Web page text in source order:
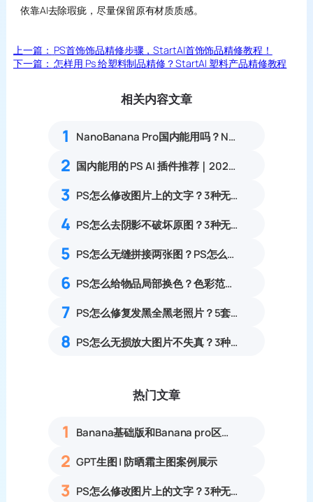
依靠AI去除瑕疵，尽量保留原有材质质感。
上一篇： PS首饰饰品精修步骤，StartAI首饰饰品精修教程！
下一篇： 怎样用 Ps 给塑料制品精修？StartAI 塑料产品精修教程
相关内容文章
1 NanoBanana Pro国内能用吗？Nano banana使用教程
2 国内能用的 PS AI 插件推荐｜2026 4款AI插件最新实测
3 PS怎么修改图片上的文字？3种无痕改字方案，消除修复痕迹
4 PS怎么去阴影不破坏原图？3种无损去阴影实操方法
5 PS怎么无缝拼接两张图？PS怎么把两张图片合并到一起？
6 PS怎么给物品局部换色？色彩范围精准改色零基础教程
7 PS怎么修复发黑全黑老照片？5套暗部找回细节旧照修复实操教程
8 PS怎么无损放大图片不失真？3种零锯齿高清放大实操教程
热门文章
1 Banana基础版和Banana pro区别对比丨具体案例应用+使用教程
2 GPT生图 | 防晒霜主图案例展示
3 PS怎么修改图片上的文字？3种无痕改字方法，新手也能搞定